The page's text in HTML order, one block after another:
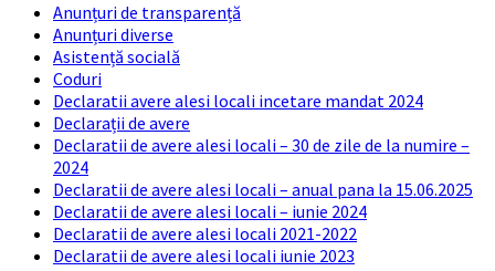
Anunțuri de transparență
Anunțuri diverse
Asistență socială
Coduri
Declaratii avere alesi locali incetare mandat 2024
Declarații de avere
Declaratii de avere alesi locali – 30 de zile de la numire –
2024
Declaratii de avere alesi locali – anual pana la 15.06.2025
Declaratii de avere alesi locali – iunie 2024
Declaratii de avere alesi locali 2021-2022
Declaratii de avere alesi locali iunie 2023